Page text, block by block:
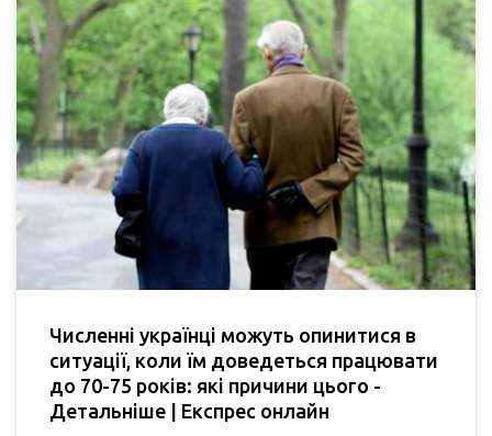
Численні українці можуть опинитися в
ситуації, коли їм доведеться працювати
до 70-75 років: які причини цього -
Детальніше | Експрес онлайн